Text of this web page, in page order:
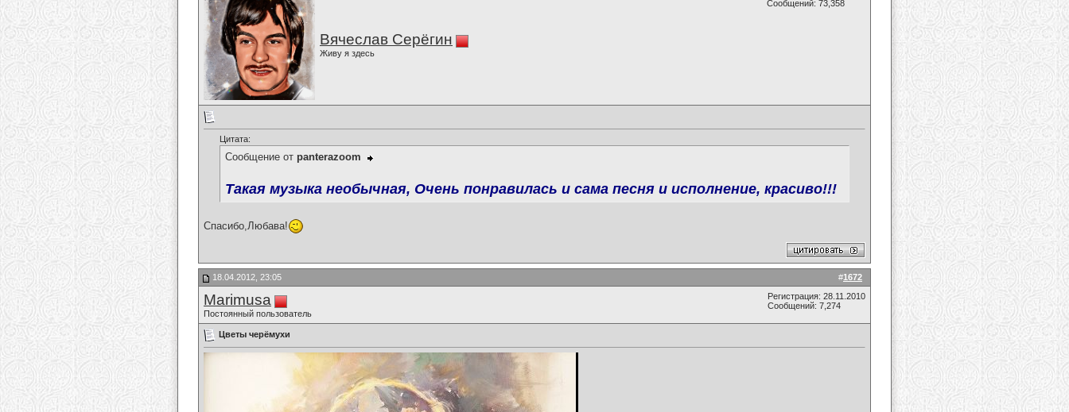
Вячеслав Серёгин
Живу я здесь
Сообщений: 73,358
Цитата:
Сообщение от panterazoom
Такая музыка необычная, Очень понравилась и сама песня и исполнение, красиво!!!
Спасибо,Любава!
#1672
18.04.2012, 23:05
Marimusa
Постоянный пользователь
Регистрация: 28.11.2010
Сообщений: 7,274
Цветы черёмухи